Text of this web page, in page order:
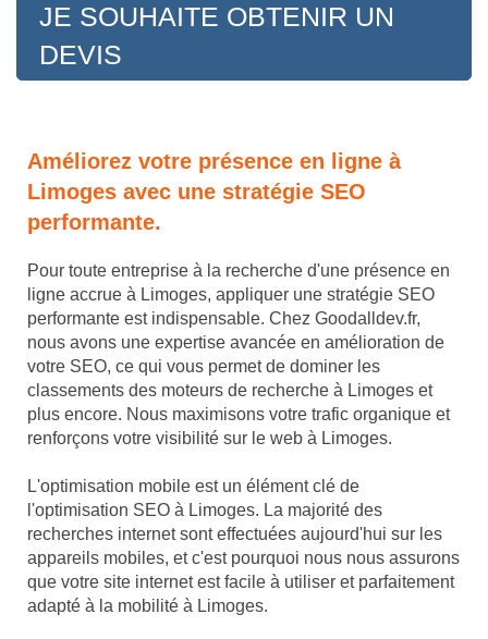
JE SOUHAITE OBTENIR UN
DEVIS
Améliorez votre présence en ligne à
Limoges avec une stratégie SEO
performante.
Pour toute entreprise à la recherche d'une présence en
ligne accrue à Limoges, appliquer une stratégie SEO
performante est indispensable. Chez Goodalldev.fr,
nous avons une expertise avancée en amélioration de
votre SEO, ce qui vous permet de dominer les
classements des moteurs de recherche à Limoges et
plus encore. Nous maximisons votre trafic organique et
renforçons votre visibilité sur le web à Limoges.
L'optimisation mobile est un élément clé de
l'optimisation SEO à Limoges. La majorité des
recherches internet sont effectuées aujourd'hui sur les
appareils mobiles, et c'est pourquoi nous nous assurons
que votre site internet est facile à utiliser et parfaitement
adapté à la mobilité à Limoges.